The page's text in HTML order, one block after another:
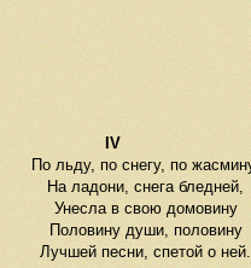
IV
По льду, по снегу, по
На ладони, снега бледней,
Унесла в свою домовину
Половину души, половину
Лучшей песни, спетой о ней.